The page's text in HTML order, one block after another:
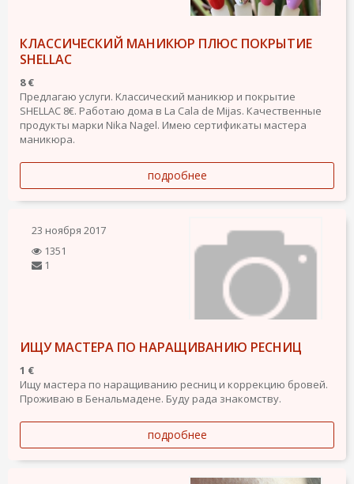
КЛАССИЧЕСКИЙ МАНИКЮР ПЛЮС ПОКРЫТИЕ
SHELLAC
8 €
Предлагаю услуги. Kлассический маникюр и покрытиe
SHELLAC 8€. Работаю дома в La Cala de Mijas. Качественные
продукты марки Nika Nagel. Имею сертификаты мастера
маникюра.
подробнее
23 ноября 2017
1351
1
ИЩУ МАСТЕРА ПО НАРАЩИВАНИЮ РЕСНИЦ
1 €
Ищу мастера по наращиванию ресниц и коррекцию бровей.
Проживаю в Бенальмадене. Буду рада знакомству.
подробнее